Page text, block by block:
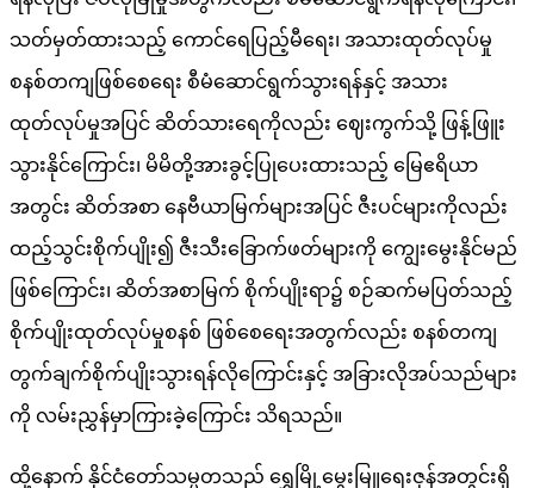
သတ်မှတ်ထားသည့် ကောင်ရေပြည့်မီရေး၊ အသားထုတ်လုပ်မှု
စနစ်တကျဖြစ်စေရေး စီမံဆောင်ရွက်သွားရန်နှင့် အသား
ထုတ်လုပ်မှုအပြင် ဆိတ်သားရေကိုလည်း ဈေးကွက်သို့ ဖြန့်ဖြူး
သွားနိုင်ကြောင်း၊ မိမိတို့အားခွင့်ပြုပေးထားသည့် မြေဧရိယာ
အတွင်း ဆိတ်အစာ နေဗီယာမြက်များအပြင် ဇီးပင်များကိုလည်း
ထည့်သွင်းစိုက်ပျိုး၍ ဇီးသီးခြောက်ဖတ်များကို ကျွေးမွေးနိုင်မည်
ဖြစ်ကြောင်း၊ ဆိတ်အစာမြက် စိုက်ပျိုးရာ၌ စဉ်ဆက်မပြတ်သည့်
စိုက်ပျိုးထုတ်လုပ်မှုစနစ် ဖြစ်စေရေးအတွက်လည်း စနစ်တကျ
တွက်ချက်စိုက်ပျိုးသွားရန်လိုကြောင်းနှင့် အခြားလိုအပ်သည်များ
ကို လမ်းညွှန်မှာကြားခဲ့​ကြောင်း သိရသည်။
ထို့နောက် နိုင်ငံတော်သမ္မတသည် ရွှေမြို့မွေးမြူရေးဇုန်အတွင်းရှိ